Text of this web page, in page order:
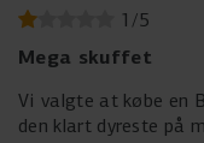
1 /5
Mega skuffet
Vi valgte at købe en
den klart dyreste på